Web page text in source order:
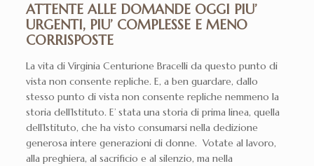
ATTENTE ALLE DOMANDE OGGI PIU’
URGENTI, PIU’ COMPLESSE E MENO
CORRISPOSTE
La vita di Virginia Centurione Bracelli da questo punto di
vista non consente repliche. E, a ben guardare, dallo
stesso punto di vista non consente repliche nemmeno la
storia dell’Istituto. E’ stata una storia di prima linea, quella
dell’Istituto, che ha visto consumarsi nella dedizione
generosa intere generazioni di donne. Votate al lavoro,
alla preghiera, al sacrificio e al silenzio, ma nella